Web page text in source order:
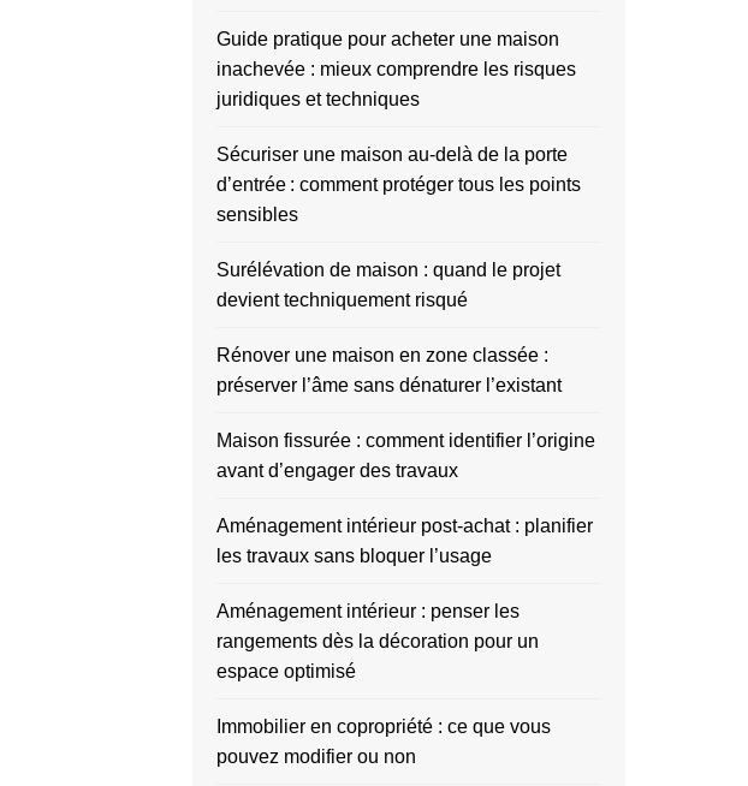
Guide pratique pour acheter une maison
inachevée : mieux comprendre les risques
juridiques et techniques
Sécuriser une maison au-delà de la porte
d’entrée : comment protéger tous les points
sensibles
Surélévation de maison : quand le projet
devient techniquement risqué
Rénover une maison en zone classée :
préserver l’âme sans dénaturer l’existant
Maison fissurée : comment identifier l’origine
avant d’engager des travaux
Aménagement intérieur post-achat : planifier
les travaux sans bloquer l’usage
Aménagement intérieur : penser les
rangements dès la décoration pour un
espace optimisé
Immobilier en copropriété : ce que vous
pouvez modifier ou non